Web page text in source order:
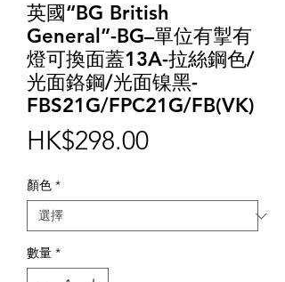
英國“BG British
General”-BG–單位有掣有
燈可換面蓋13A-拉絲鋼色/
光面鉻鋼/光面镍黑-
FBS21G/FPC21G/FB(VK)
HK$298.00價
顏色 *
數量 *